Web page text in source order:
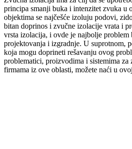
principa smanji buka i intenzitet zvuka u
objektima se najčešće izoluju podovi,
bitan doprinos i zvučne izolacije vrata i
vrsta izolacija, i ovde je najbolje problem
projektovanja i izgradnje. U suprotnom,
koja mogu doprineti rešavanju ovog
problematici, proizvodima i sistemima za
firmama iz ove oblasti, možete naći u